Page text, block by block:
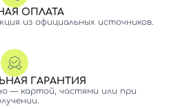
ОПЛАТА
из официальных источников.
ГАРАНТИЯ
— картой, частями или при